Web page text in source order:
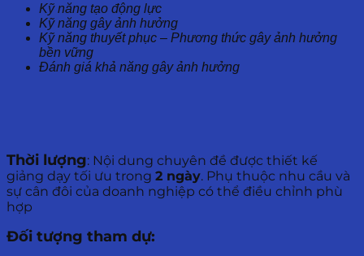
Kỹ năng tạo động lực
Kỹ năng gây ảnh hưởng
Kỹ năng thuyết phục – Phương thức gây ảnh hưởng
bền vững
Đánh giá khả năng gây ảnh hưởng
Thời lượng: Nội dung chuyên đề được thiết kế
giảng dạy tối ưu trong 2 ngày. Phụ thuộc nhu cầu và
sự cân đôi của doanh nghiệp có thể điều chỉnh phù
hợp
Đối tượng tham dự: